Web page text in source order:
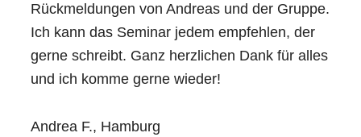
Rückmeldungen von Andreas und der Gruppe.
Ich kann das Seminar jedem empfehlen, der
gerne schreibt. Ganz herzlichen Dank für alles
und ich komme gerne wieder!
Andrea F., Hamburg